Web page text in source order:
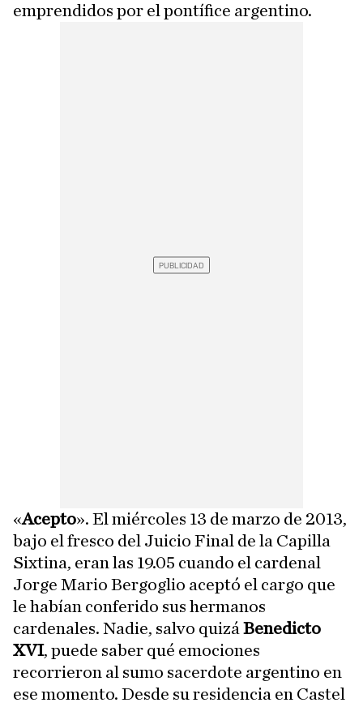
emprendidos por el pontífice argentino.
«Acepto». El miércoles 13 de marzo de 2013,
bajo el fresco del Juicio Final de la Capilla
Sixtina, eran las 19.05 cuando el cardenal
Jorge Mario Bergoglio aceptó el cargo que
le habían conferido sus hermanos
cardenales. Nadie, salvo quizá Benedicto
XVI, puede saber qué emociones
recorrieron al sumo sacerdote argentino en
ese momento. Desde su residencia en Castel